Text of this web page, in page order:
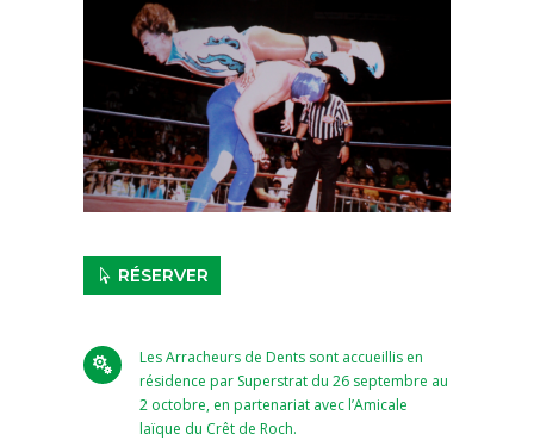
RÉSERVER

Les Arracheurs de Dents sont accueillis en
résidence par Superstrat du 26 septembre au
2 octobre, en partenariat avec l’Amicale
laïque du Crêt de Roch.